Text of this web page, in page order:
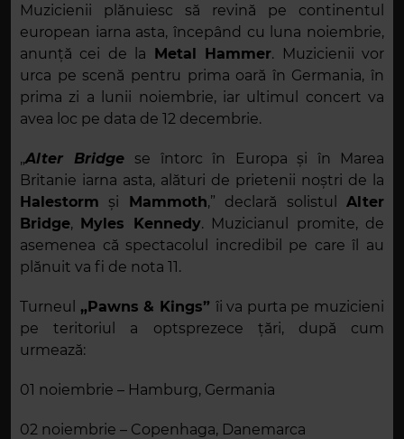
Muzicienii plănuiesc să revină pe continentul
european iarna asta, începând cu luna noiembrie,
anunță cei de la Metal Hammer. Muzicienii vor
urca pe scenă pentru prima oară în Germania, în
prima zi a lunii noiembrie, iar ultimul concert va
avea loc pe data de 12 decembrie.
„Alter Bridge se întorc în Europa și în Marea
Britanie iarna asta, alături de prietenii noștri de la
Halestorm și Mammoth,” declară solistulAlter
Bridge, Myles Kennedy. Muzicianul promite, de
asemenea că spectacolul incredibil pe care îl au
plănuit va fi de nota 11.
Turneul „Pawns & Kings” îi va purta pe muzicieni
pe teritoriul a optsprezece țări, după cum
urmează:
01 noiembrie – Hamburg, Germania
02 noiembrie – Copenhaga, Danemarca